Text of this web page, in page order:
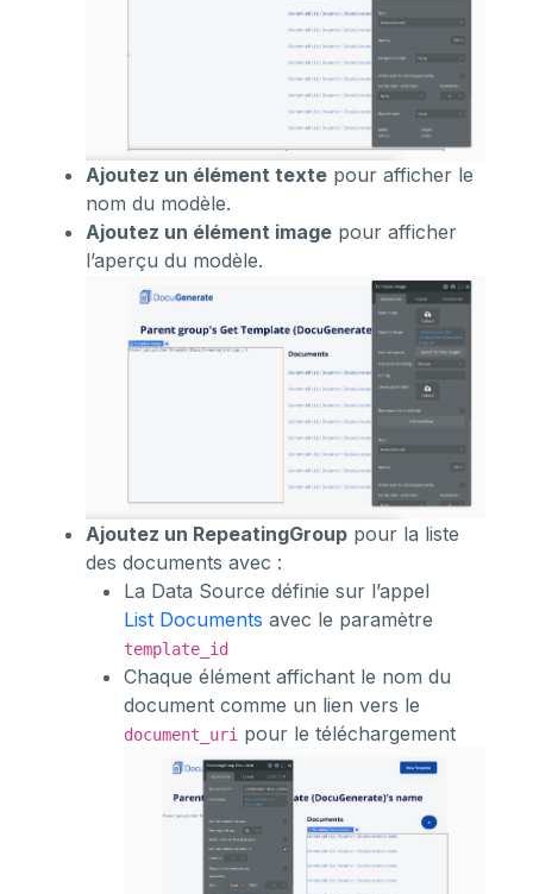
Ajoutez un élément texte pour afficher le
nom du modèle.
Ajoutez un élément image pour afficher
l’aperçu du modèle.
Ajoutez un RepeatingGroup pour la liste
des documents avec :
La Data Source définie sur l’appel
List Documents avec le paramètre
template_id
Chaque élément affichant le nom du
document comme un lien vers le
document_uri pour le téléchargement